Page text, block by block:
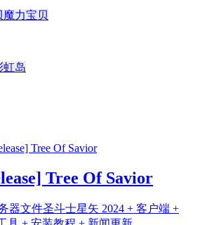
魔力宝贝
虹岛
Tree Of Savior